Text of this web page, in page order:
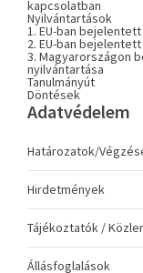
kapcsolatban
Nyilvántartások
1. EU-ban
2. EU-ban
3. Magyarországon
nyilvántartása
Tanulmányút
Döntések
Adatvédelem
Határozatok/
Hirdetmények
Tájékoztatók /
Állásfoglalások